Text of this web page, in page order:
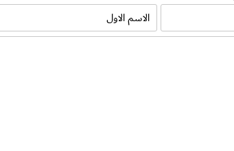
الشيخ محمد بن راشد آل مكتوم
الله”، التى أرسى دعائمها
“رحمه الله” .